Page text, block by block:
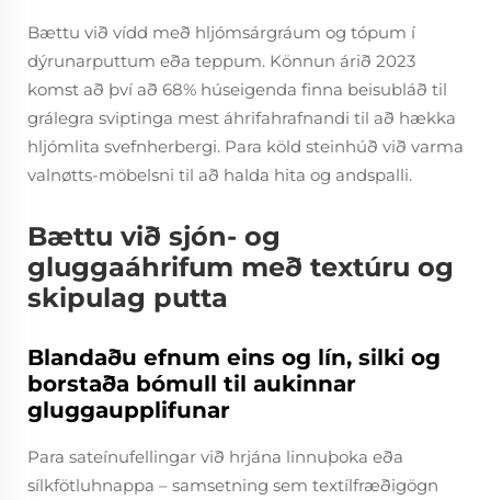
Bættu við vídd með hljómsárgráum og tópum í
dýrunarputtum eða teppum. Könnun árið 2023
komst að því að 68% húseigenda finna beisubláð til
grálegra sviptinga mest áhrifahrafnandi til að hækka
hljómlita svefnherbergi. Para köld steinhúð við varma
valnøtts-möbelsni til að halda hita og andspalli.
Bættu við sjón- og
gluggaáhrifum með textúru og
skipulag putta
Blandaðu efnum eins og lín, silki og
borstaða bómull til aukinnar
gluggaupplifunar
Para sateínufellingar við hrjána linnuþoka eða
sílkfötluhnappa – samsetning sem textílfræðigögn